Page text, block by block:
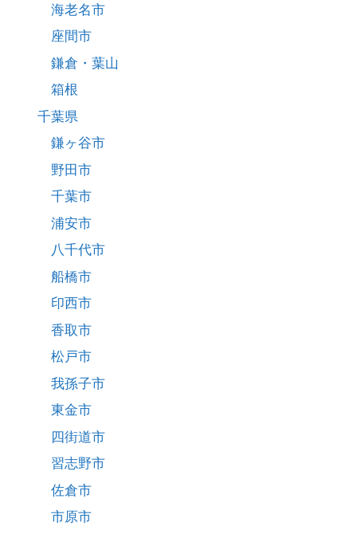
海老名市
座間市
鎌倉・葉山
箱根
千葉県
鎌ヶ谷市
野田市
千葉市
浦安市
八千代市
船橋市
印西市
香取市
松戸市
我孫子市
東金市
四街道市
習志野市
佐倉市
市原市